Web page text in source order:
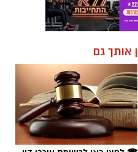
☎ לחצו כאן לרשימת עורכי דין
בבאר שבע - אינדקס באר שבע
נט